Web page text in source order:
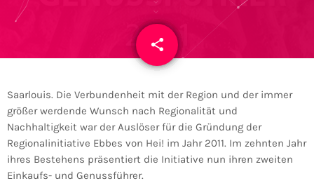
share
email
Saarlouis. Die Verbundenheit mit der Region und der immer
größer werdende Wunsch nach Regionalität und
Nachhaltigkeit war der Auslöser für die Gründung der
Regionalinitiative Ebbes von Hei! im Jahr 2011. Im zehnten Jahr
ihres Bestehens präsentiert die Initiative nun ihren zweiten
Einkaufs- und Genussführer.